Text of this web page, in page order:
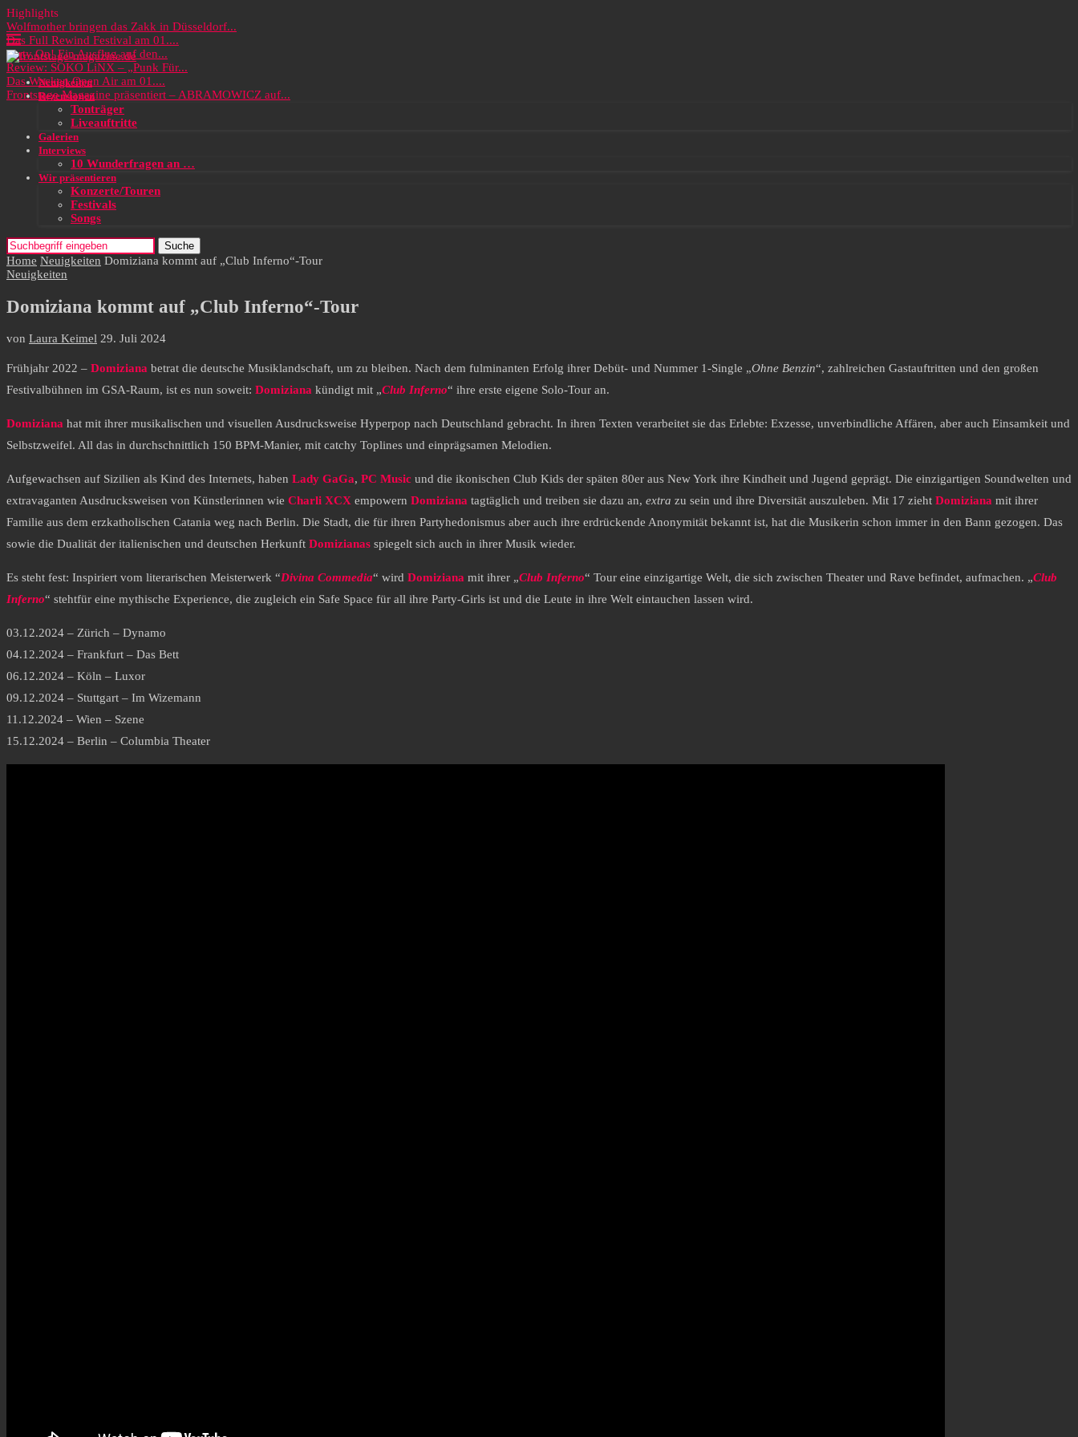
Highlights
Wolfmother bringen das Zakk in Düsseldorf...
Das Full Rewind Festival am 01....
Party On! Ein Ausflug auf den...
Review: SOKO LiNX – „Punk Für...
Das Wacken Open Air am 01....
Frontstage Magazine präsentiert – ABRAMOWICZ auf...
Neuigkeiten
Rezensionen
Tonträger
Liveauftritte
Galerien
Interviews
10 Wunderfragen an …
Wir präsentieren
Konzerte/Touren
Festivals
Songs
Suche
Home Neuigkeiten Domiziana kommt auf „Club Inferno“-Tour
Neuigkeiten
Domiziana kommt auf „Club Inferno“-Tour
von Laura Keimel 29. Juli 2024
Frühjahr 2022 – Domiziana betrat die deutsche Musiklandschaft, um zu bleiben. Nach dem fulminanten Erfolg ihrer Debüt- und Nummer 1-Single „Ohne Benzin“, zahlreichen Gastauftritten und den großen
Festivalbühnen im GSA-Raum, ist es nun soweit: Domiziana kündigt mit „Club Inferno“ ihre erste eigene Solo-Tour an.
Domiziana hat mit ihrer musikalischen und visuellen Ausdrucksweise Hyperpop nach Deutschland gebracht. In ihren Texten verarbeitet sie das Erlebte: Exzesse, unverbindliche Affären, aber auch Einsamkeit und
Selbstzweifel. All das in durchschnittlich 150 BPM-Manier, mit catchy Toplines und einprägsamen Melodien.
Aufgewachsen auf Sizilien als Kind des Internets, haben Lady GaGa, PC Music und die ikonischen Club Kids der späten 80er aus New York ihre Kindheit und Jugend geprägt. Die einzigartigen Soundwelten und
extravaganten Ausdrucksweisen von Künstlerinnen wie Charli XCX empowern Domiziana tagtäglich und treiben sie dazu an, extra zu sein und ihre Diversität auszuleben. Mit 17 zieht Domiziana mit ihrer
Familie aus dem erzkatholischen Catania weg nach Berlin. Die Stadt, die für ihren Partyhedonismus aber auch ihre erdrückende Anonymität bekannt ist, hat die Musikerin schon immer in den Bann gezogen. Das
sowie die Dualität der italienischen und deutschen Herkunft Domizianas spiegelt sich auch in ihrer Musik wieder.
Es steht fest: Inspiriert vom literarischen Meisterwerk “Divina Commedia“ wird Domiziana mit ihrer „Club Inferno“ Tour eine einzigartige Welt, die sich zwischen Theater und Rave befindet, aufmachen. „Club
Inferno“ stehtfür eine mythische Experience, die zugleich ein Safe Space für all ihre Party-Girls ist und die Leute in ihre Welt eintauchen lassen wird.
03.12.2024 – Zürich – Dynamo
04.12.2024 – Frankfurt – Das Bett
06.12.2024 – Köln – Luxor
09.12.2024 – Stuttgart – Im Wizemann
11.12.2024 – Wien – Szene
15.12.2024 – Berlin – Columbia Theater